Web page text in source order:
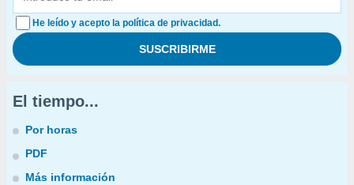
He leído y acepto la política de privacidad.
El tiempo...
Por horas
PDF
Más información